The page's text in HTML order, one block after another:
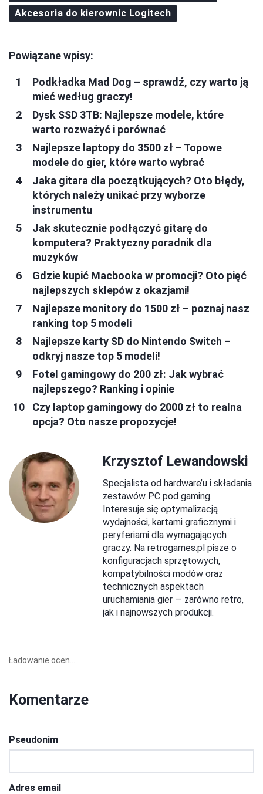
Akcesoria do kierownic Logitech
Powiązane wpisy:
Podkładka Mad Dog – sprawdź, czy warto ją
mieć według graczy!
Dysk SSD 3TB: Najlepsze modele, które
warto rozważyć i porównać
Najlepsze laptopy do 3500 zł – Topowe
modele do gier, które warto wybrać
Jaka gitara dla początkujących? Oto błędy,
których należy unikać przy wyborze
instrumentu
Jak skutecznie podłączyć gitarę do
komputera? Praktyczny poradnik dla
muzyków
Gdzie kupić Macbooka w promocji? Oto pięć
najlepszych sklepów z okazjami!
Najlepsze monitory do 1500 zł – poznaj nasz
ranking top 5 modeli
Najlepsze karty SD do Nintendo Switch –
odkryj nasze top 5 modeli!
Fotel gamingowy do 200 zł: Jak wybrać
najlepszego? Ranking i opinie
Czy laptop gamingowy do 2000 zł to realna
opcja? Oto nasze propozycje!
Krzysztof Lewandowski
Specjalista od hardware’u i składania
zestawów PC pod gaming.
Interesuje się optymalizacją
wydajności, kartami graficznymi i
peryferiami dla wymagających
graczy. Na retrogames.pl pisze o
konfiguracjach sprzętowych,
kompatybilności modów oraz
technicznych aspektach
uruchamiania gier — zarówno retro,
jak i najnowszych produkcji.
Ładowanie ocen...
Komentarze
Pseudonim
Adres email